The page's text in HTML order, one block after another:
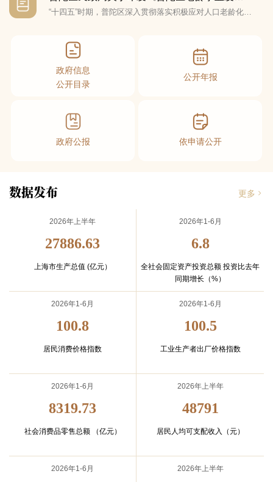
“十四五”时期，普陀区深入贯彻落实积极应对人口老龄化国家战略，老龄事业发展取得显著成效，养老服务体系建设持续完善，老年健康服务供给不断优化，老年友好型社会建设扎实推进。“十五五”时期，人口老龄化程度将持续加深，高龄化、长寿化趋势更加明显，老年人对生活品质、健康保障、社会参与和精神文化的需求日益增长，对老龄事业发展提出更高要求。为推动老龄事业高质量发展，满足老年人日益增长的多层次、多样化需求，构建与区域能级相匹配、与人民城市理念相契合的老年福祉体系，根据《中华人民共和国老年人权益保障法》《上海市老年人权益保障条例》《中共上海市委 上海市人民政府关于深化养老服务改革发展的实施意见》《上海市普陀区国民经济和社会发展第十五个五年规划纲要》等，结合本区实际制定本规划。
政府信息
公开目录
公开年报
政府公报 依申请公开
数据发布 更多
2026年上半年
27886.63
上海市生产总值 (亿元）
2026年1-6月
6.8
全社会固定资产投资总额 投资比去年
同期增长（%）
2026年1-6月
100.8
居民消费价格指数
2026年1-6月
100.5
工业生产者出厂价格指数
2026年1-6月
8319.73
社会消费品零售总额 （亿元）
2026年上半年
48791
居民人均可支配收入 （元）
2026年1-6月 2026年上半年